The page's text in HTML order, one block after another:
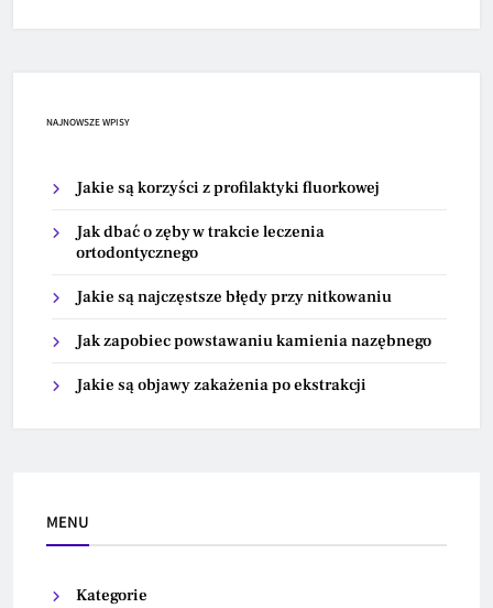
NAJNOWSZE WPISY
Jakie są korzyści z profilaktyki fluorkowej
Jak dbać o zęby w trakcie leczenia
ortodontycznego
Jakie są najczęstsze błędy przy nitkowaniu
Jak zapobiec powstawaniu kamienia nazębnego
Jakie są objawy zakażenia po ekstrakcji
MENU
Kategorie